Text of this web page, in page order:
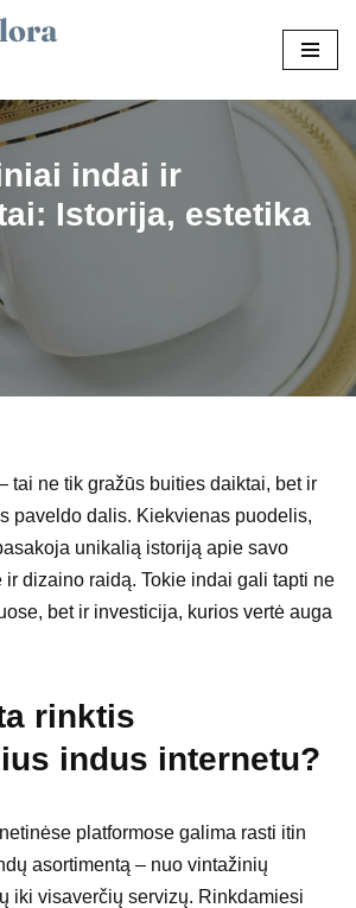
indai ir
Istorija, estetika
tai ne tik gražūs buities daiktai, bet ir
paveldo dalis. Kiekvienas puodelis,
unikalią istoriją apie savo
ir dizaino raidą. Tokie indai gali tapti ne
bet ir investicija, kurios vertė auga
rinktis
indus internetu?
platformose galima rasti itin
asortimentą – nuo vintažinių
iki visaverčių servizų. Rinkdamiesi